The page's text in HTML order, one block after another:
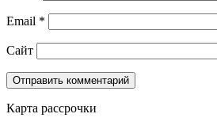
Email *
Сайт
Карта рассрочки